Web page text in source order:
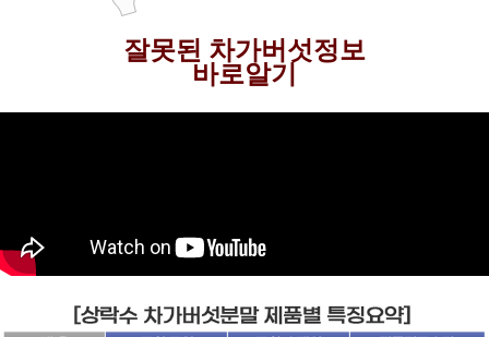
잘못된 차가버섯정보
바로알기